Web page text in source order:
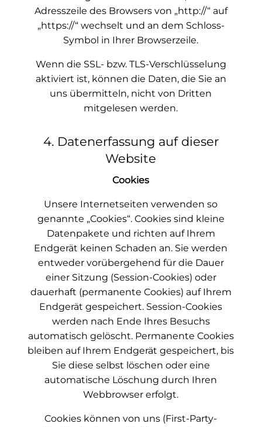
Adresszeile des Browsers von „http://“ auf
„https://“ wechselt und an dem Schloss-
Symbol in Ihrer Browserzeile.
Wenn die SSL- bzw. TLS-Verschlüsselung
aktiviert ist, können die Daten, die Sie an
uns übermitteln, nicht von Dritten
mitgelesen werden.
4. Datenerfassung auf dieser
Website
Cookies
Unsere Internetseiten verwenden so
genannte „Cookies“. Cookies sind kleine
Datenpakete und richten auf Ihrem
Endgerät keinen Schaden an. Sie werden
entweder vorübergehend für die Dauer
einer Sitzung (Session-Cookies) oder
dauerhaft (permanente Cookies) auf Ihrem
Endgerät gespeichert. Session-Cookies
werden nach Ende Ihres Besuchs
automatisch gelöscht. Permanente Cookies
bleiben auf Ihrem Endgerät gespeichert, bis
Sie diese selbst löschen oder eine
automatische Löschung durch Ihren
Webbrowser erfolgt.
Cookies können von uns (First-Party-